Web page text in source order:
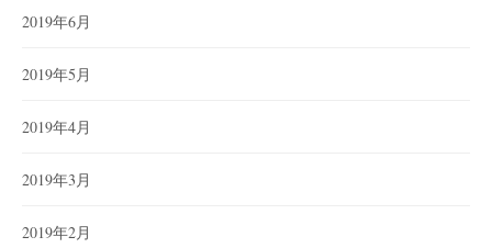
2019年6月
2019年5月
2019年4月
2019年3月
2019年2月